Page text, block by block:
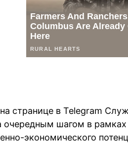
на странице в Telegram
очередным шагом в
экономического